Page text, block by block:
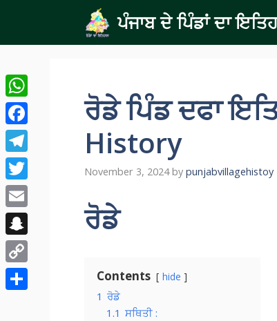
content
ਪੰਜਾਬ ਦੇ ਪਿੰਡਾਂ ਦਾ
ਰੋਡੇ ਪਿੰਡ ਦਫਾ
History
November 3, 2024 by punjabvillagehistoy
ਰੋਡੇ
Contents hide
1 ਰੋਡੇ
1.1 ਸਥਿਤੀ :
WhatsApp
Facebook
Telegram
Twitter
Email
Snapchat
Copy
Link